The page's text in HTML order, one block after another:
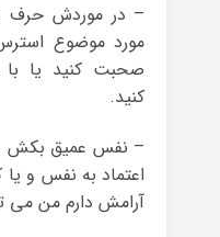
– در موردش حرف
مورد موضوع
صحبت کنید یا
کنید.
– نفس عمیق بکش .
اعتماد به نفس و
آرامش دارم من می